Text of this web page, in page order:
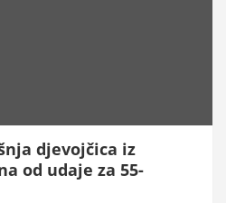
djevojčica iz
od udaje za 55-